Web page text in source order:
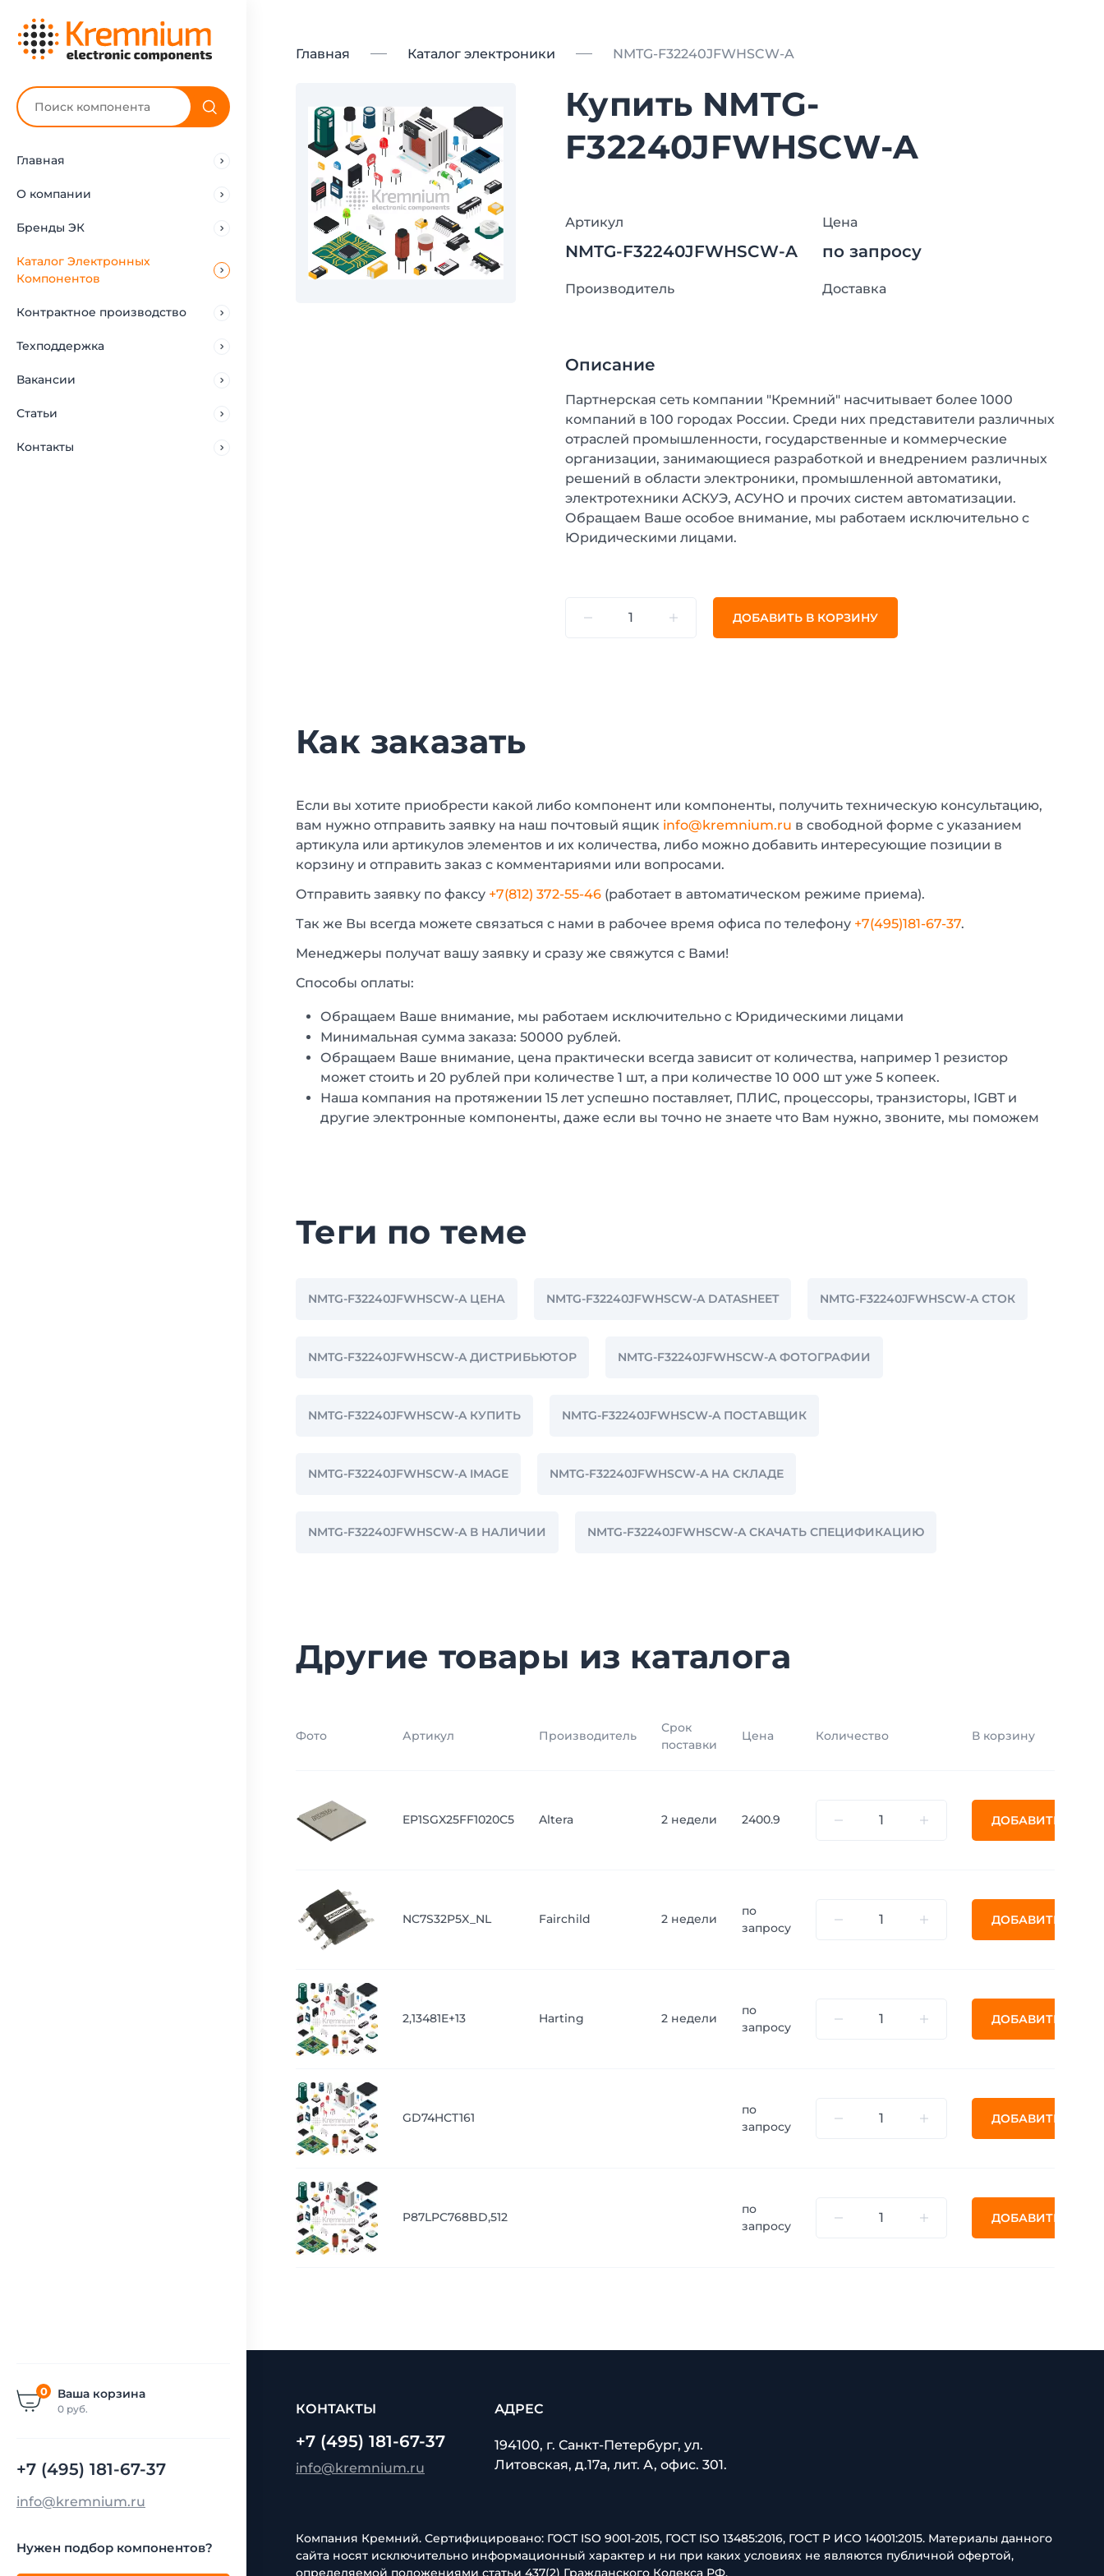
Главная
О компании
Бренды ЭК
Каталог Электронных
Компонентов
Контрактное производство
Техподдержка
Вакансии
Статьи
Контакты
0 Ваша корзина
0 руб.
+7 (495) 181-67-37
info@kremnium.ru
Нужен подбор компонентов?
Главная Каталог электроники NMTG-F32240JFWHSCW-A
Купить NMTG-
F32240JFWHSCW-A
Артикул
NMTG-F32240JFWHSCW-A
Цена
по запросу
Производитель Доставка
Описание
Партнерская сеть компании "Кремний" насчитывает более 1000
компаний в 100 городах России. Среди них представители различных
отраслей промышленности, государственные и коммерческие
организации, занимающиеся разработкой и внедрением различных
решений в области электроники, промышленной автоматики,
электротехники АСКУЭ, АСУНО и прочих систем автоматизации.
Обращаем Ваше особое внимание, мы работаем исключительно с
Юридическими лицами.
ДОБАВИТЬ В КОРЗИНУ
Как заказать
Если вы хотите приобрести какой либо компонент или компоненты, получить техническую консультацию,
вам нужно отправить заявку на наш почтовый ящик info@kremnium.ru в свободной форме с указанием
артикула или артикулов элементов и их количества, либо можно добавить интересующие позиции в
корзину и отправить заказ с комментариями или вопросами.
Отправить заявку по факсу +7(812) 372-55-46 (работает в автоматическом режиме приема).
Так же Вы всегда можете связаться с нами в рабочее время офиса по телефону +7(495)181-67-37.
Менеджеры получат вашу заявку и сразу же свяжутся с Вами!
Способы оплаты:
Обращаем Ваше внимание, мы работаем исключительно с Юридическими лицами
Минимальная сумма заказа: 50000 рублей.
Обращаем Ваше внимание, цена практически всегда зависит от количества, например 1 резистор
может стоить и 20 рублей при количестве 1 шт, а при количестве 10 000 шт уже 5 копеек.
Наша компания на протяжении 15 лет успешно поставляет, ПЛИС, процессоры, транзисторы, IGBT и
другие электронные компоненты, даже если вы точно не знаете что Вам нужно, звоните, мы поможем
Теги по теме
NMTG-F32240JFWHSCW-A ЦЕНА NMTG-F32240JFWHSCW-A DATASHEET NMTG-F32240JFWHSCW-A СТОК
NMTG-F32240JFWHSCW-A ДИСТРИБЬЮТОР NMTG-F32240JFWHSCW-A ФОТОГРАФИИ
NMTG-F32240JFWHSCW-A КУПИТЬ NMTG-F32240JFWHSCW-A ПОСТАВЩИК
NMTG-F32240JFWHSCW-A IMAGE NMTG-F32240JFWHSCW-A НА СКЛАДЕ
NMTG-F32240JFWHSCW-A В НАЛИЧИИ NMTG-F32240JFWHSCW-A СКАЧАТЬ СПЕЦИФИКАЦИЮ
Другие товары из каталога
Фото Артикул Производитель
Срок
поставки
Цена Количество В корзину
EP1SGX25FF1020C5 Altera 2 недели 2400.9 ДОБАВИТЬ
NC7S32P5X_NL Fairchild 2 недели
по
запросу
ДОБАВИТЬ
2,13481E+13 Harting 2 недели
по
запросу
ДОБАВИТЬ
GD74HCT161
по
запросу
ДОБАВИТЬ
P87LPC768BD,512
по
запросу
ДОБАВИТЬ
КОНТАКТЫ
+7 (495) 181-67-37
info@kremnium.ru
АДРЕС
194100, г. Санкт-Петербург, ул.
Литовская, д.17а, лит. А, офис. 301.
Компания Кремний. Сертифицировано: ГОСТ ISO 9001-2015, ГОСТ ISO 13485:2016, ГОСТ Р ИСО 14001:2015. Материалы данного
сайта носят исключительно информационный характер и ни при каких условиях не являются публичной офертой,
определяемой положениями статьи 437(2) Гражданского Кодекса РФ.